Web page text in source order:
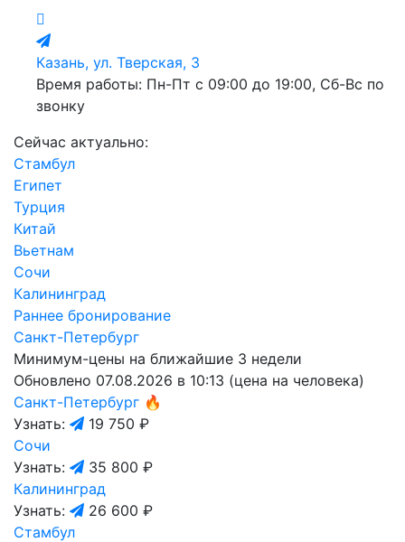
Казань, ул. Тверская, 3
Время работы: Пн-Пт с 09:00 до 19:00, Сб-Вс по
звонку
Сейчас актуально:
Стамбул
Египет
Турция
Китай
Вьетнам
Сочи
Калининград
Раннее бронирование
Санкт-Петербург
Минимум-цены на ближайшие 3 недели
Обновлено 07.08.2026 в 10:13 (цена на человека)
Санкт-Петербург 🔥
Узнать:
19 750 ₽
Сочи
Узнать:
35 800 ₽
Калининград
Узнать:
26 600 ₽
Стамбул